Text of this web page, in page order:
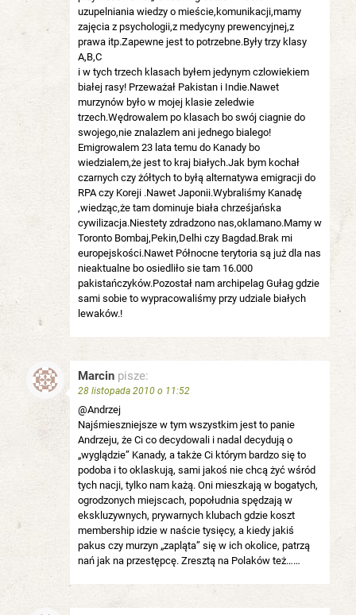
uzupelniania wiedzy o mieście,komunikacji,mamy
zajęcia z psychologii,z medycyny prewencyjnej,z
prawa itp.Zapewne jest to potrzebne.Były trzy klasy
A,B,C
i w tych trzech klasach byłem jedynym czlowiekiem
białej rasy! Przeważał Pakistan i Indie.Nawet
murzynów było w mojej klasie zeledwie
trzech.Wędrowalem po klasach bo swój ciagnie do
swojego,nie znalazlem ani jednego bialego!
Emigrowalem 23 lata temu do Kanady bo
wiedzialem,że jest to kraj białych.Jak bym kochał
czarnych czy żółtych to byłą alternatywa emigracji do
RPA czy Koreji .Nawet Japonii.Wybraliśmy Kanadę
,wiedząc,że tam dominuje biała chrześjańska
cywilizacja.Niestety zdradzono nas,oklamano.Mamy w
Toronto Bombaj,Pekin,Delhi czy Bagdad.Brak mi
europejskości.Nawet Północne terytoria są już dla nas
nieaktualne bo osiedliło sie tam 16.000
pakistańczyków.Pozostał nam archipelag Gułag gdzie
sami sobie to wypracowaliśmy przy udziale białych
lewaków.!
Marcin pisze:
28 listopada 2010 o 11:52
@Andrzej
Najśmieszniejsze w tym wszystkim jest to panie
Andrzeju, że Ci co decydowali i nadal decydują o
„wyglądzie” Kanady, a także Ci którym bardzo się to
podoba i to oklaskują, sami jakoś nie chcą żyć wśród
tych nacji, tylko nam każą. Oni mieszkają w bogatych,
ogrodzonych miejscach, popołudnia spędzają w
ekskluzywnych, prywarnych klubach gdzie koszt
membership idzie w naście tysięcy, a kiedy jakiś
pakus czy murzyn „zapląta” się w ich okolice, patrzą
nań jak na przestępcę. Zresztą na Polaków też……